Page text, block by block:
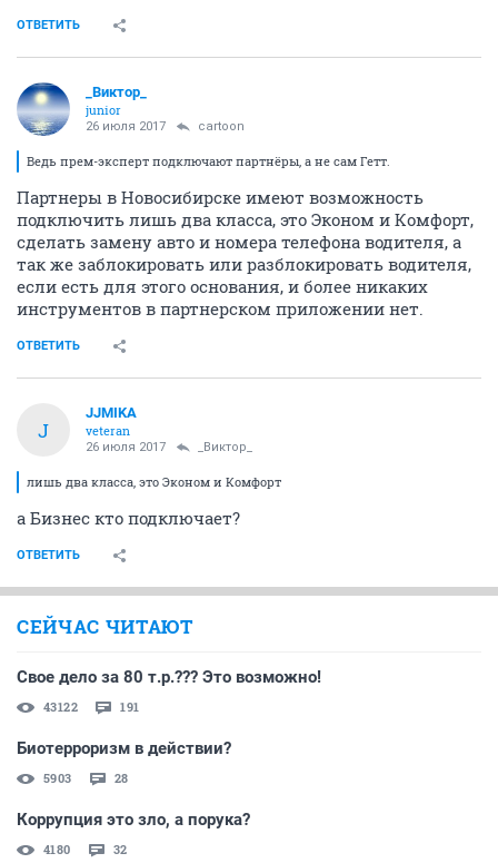
ОТВЕТИТЬ
_Виктор_
juniоr
26 июля 2017 cartoon
Ведь прем-эксперт подключают партнёры, а не сам Гетт.
Партнеры в Новосибирске имеют возможность
подключить лишь два класса, это Эконом и Комфорт,
сделать замену авто и номера телефона водителя, а
так же заблокировать или разблокировать водителя,
если есть для этого основания, и более никаких
инструментов в партнерском приложении нет.
ОТВЕТИТЬ
J
JJMIKA
veteran
26 июля 2017 _Виктор_
лишь два класса, это Эконом и Комфорт
а Бизнес кто подключает?
ОТВЕТИТЬ
СЕЙЧАС ЧИТАЮТ
Свое дело за 80 т.р.??? Это возможно!
43122 191
Биотерроризм в действии?
5903 28
Коррупция это зло, а порука?
4180 32